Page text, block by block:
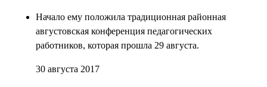
Начало ему положила традиционная районная
августовская конференция педагогических
работников, которая прошла 29 августа.
30 августа 2017